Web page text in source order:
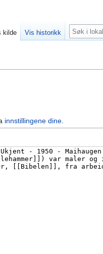
innstillingene dine
kilde Vis historikk Søk